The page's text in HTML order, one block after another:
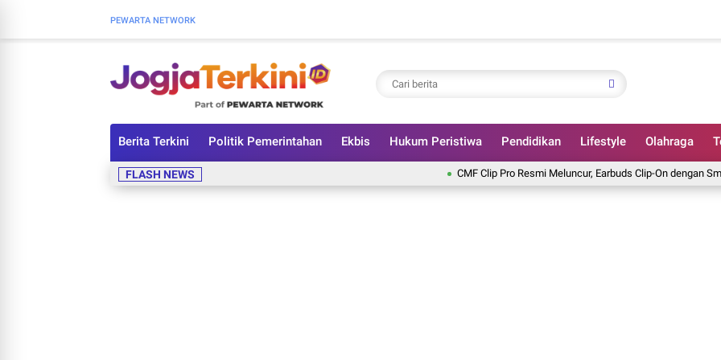
PEWARTA NETWORK
Berita Terkini Politik Pemerintahan Ekbis Hukum Peristiwa Pendidikan Lifestyle Olahraga
FLASH NEWS CMF Clip Pro Resmi Meluncur, Earbuds Clip-On dengan Smart